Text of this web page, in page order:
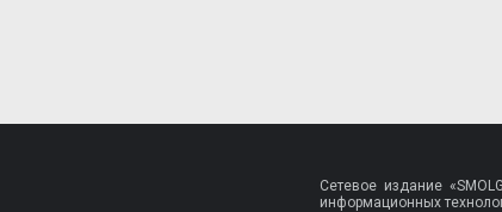
Сетевое издание
информационных